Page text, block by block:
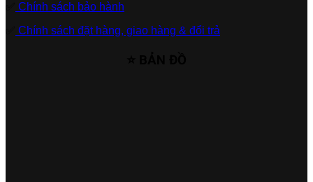
Chính sách bảo hành
Chính sách đặt hàng, giao hàng & đổi trả